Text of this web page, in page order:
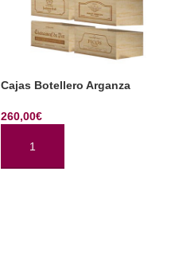
Cajas Botellero Arganza
260,00€
AÑADIR AL CARRITO